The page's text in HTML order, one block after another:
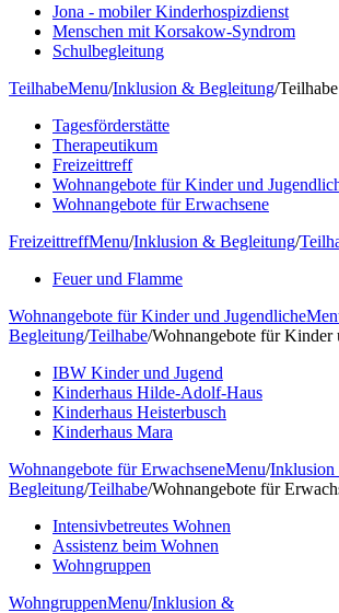
Jona - mobiler Kinderhospizdienst
Menschen mit Korsakow-Syndrom
Schulbegleitung
TeilhabeMenu/Inklusion & Begleitung/Teilhabe
Tagesförderstätte
Therapeutikum
Freizeittreff
Wohnangebote für Kinder und
Wohnangebote für Erwachsene
FreizeittreffMenu/Inklusion & Begleitung/
Feuer und Flamme
Wohnangebote für Kinder und Jugendliche
Begleitung/Teilhabe/Wohnangebote für Kinder
IBW Kinder und Jugend
Kinderhaus Hilde-Adolf-Haus
Kinderhaus Heisterbusch
Kinderhaus Mara
Wohnangebote für ErwachseneMenu/
Begleitung/Teilhabe/Wohnangebote für
Intensivbetreutes Wohnen
Assistenz beim Wohnen
Wohngruppen
WohngruppenMenu/Inklusion &